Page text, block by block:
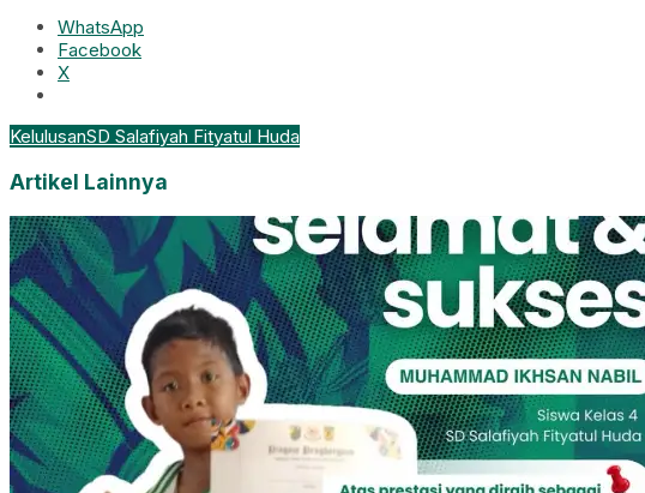
WhatsApp
Facebook
X
KelulusanSD Salafiyah Fityatul Huda
Artikel Lainnya